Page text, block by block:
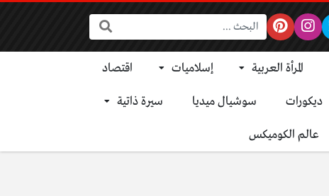
البحث:
المرأة العربية إسلاميات اقتصاد
ديكورات سوشيال ميديا سيرة ذاتية
عالم الكوميكس